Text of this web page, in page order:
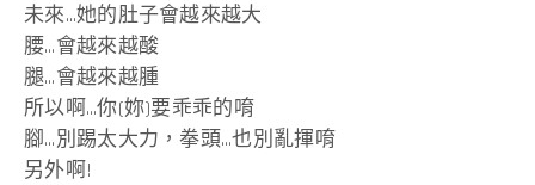
未來…她的肚子會越來越大
腰…會越來越酸
腿…會越來越腫
所以啊…你(妳)要乖乖的唷
腳…別踢太大力，拳頭…也別亂揮唷
另外啊!